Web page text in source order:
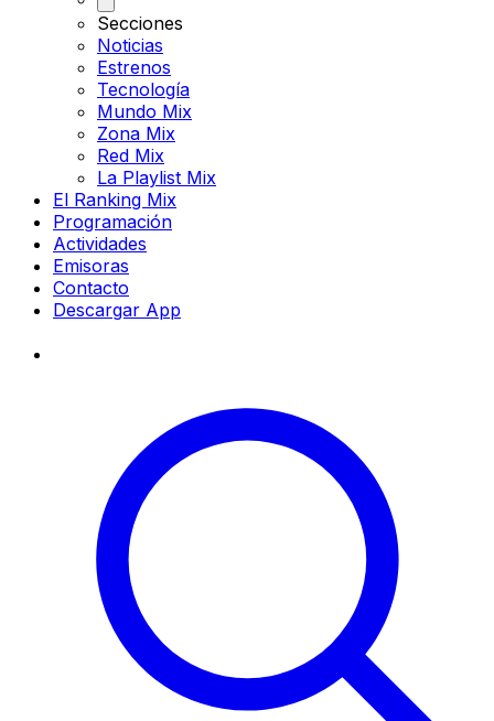
Secciones
Noticias
Estrenos
Tecnología
Mundo Mix
Zona Mix
Red Mix
La Playlist Mix
El Ranking Mix
Programación
Actividades
Emisoras
Contacto
Descargar App